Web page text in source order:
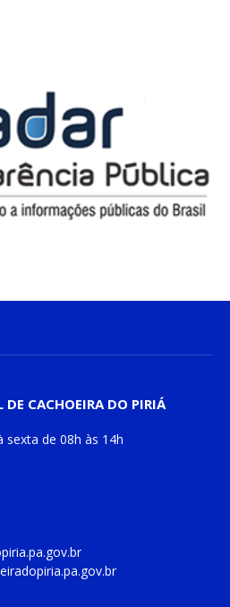
DE CACHOEIRA DO PIRIÁ
sexta de 08h às 14h